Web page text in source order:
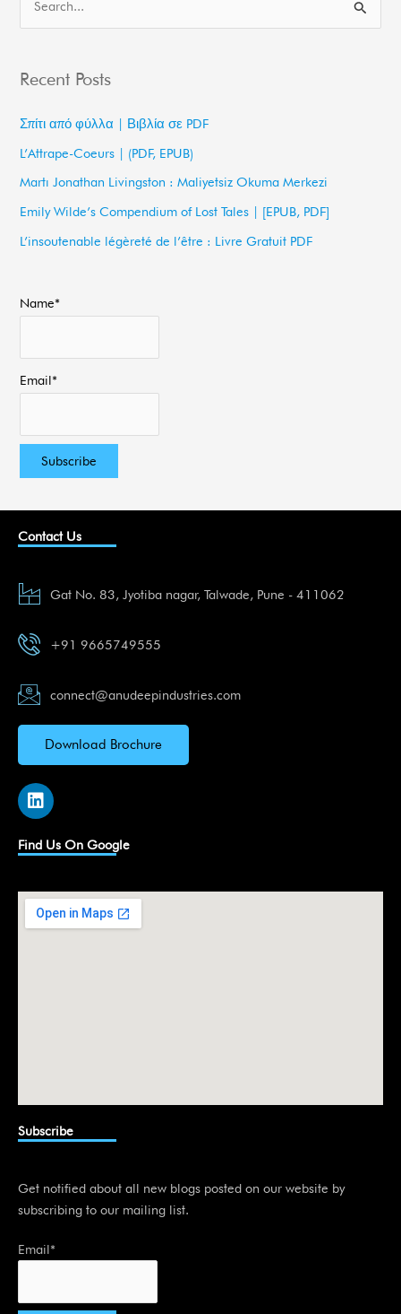
r
r
:
Recent Posts
Σπίτι από φύλλα | Βιβλία σε PDF
L’Attrape-Coeurs | (PDF, EPUB)
Martı Jonathan Livingston : Maliyetsiz Okuma Merkezi
Emily Wilde’s Compendium of Lost Tales | [EPUB, PDF]
L’insoutenable légèreté de l’être : Livre Gratuit PDF
Name*
Email*
Contact Us
Gat No. 83, Jyotiba nagar, Talwade, Pune - 411062
+91 9665749555
connect@anudeepindustries.com
Download Brochure
L
i
k
e
i
n
Find Us On Google
Subscribe
Get notified about all new blogs posted on our website by
subscribing to our mailing list.
Email*